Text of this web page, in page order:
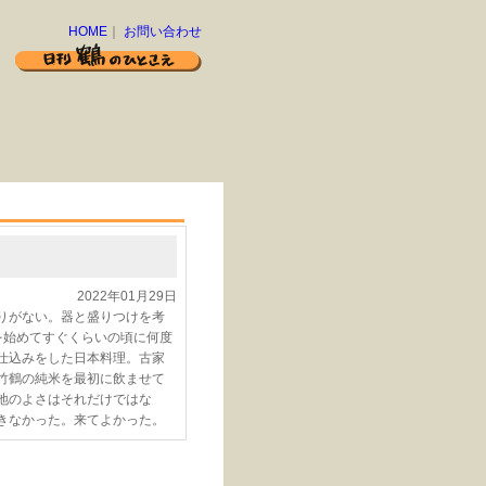
HOME お問い合わせ
2022年01月29日
がない。器と盛りつけを考
めてすぐくらいの頃に何度
込みをした日本料理。古家
鶴の純米を最初に飲ませて
のよさはそれだけではな
かった。来てよかった。